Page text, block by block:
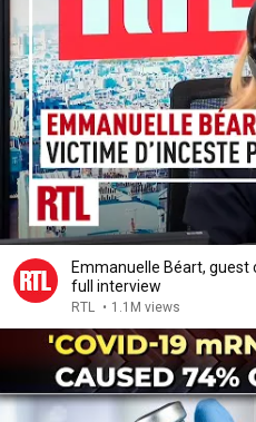
Emmanuelle Béart,
full interview
RTL • 1.1M views